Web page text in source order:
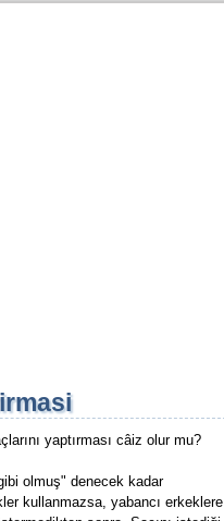
yaptırması câiz olur mu?
olmuş" denecek kadar
kullanmazsa, yabancı erkeklere